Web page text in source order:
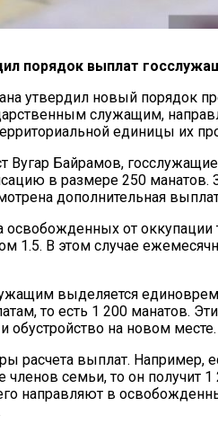
порядок выплат
утвердил новый порядок
служащим,
единицы их
Вугар Байрамов,
в размере 250 манатов.
дополнительная
освобожденных от оккупации
1.5. В этом случае
выделяется
то есть 1 200 манатов.
обустройство на новом месте.
расчета выплат. Например,
членов семьи, то он получит
направляют в